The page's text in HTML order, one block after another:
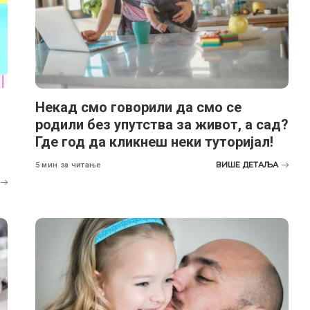
Некад смо говорили да смо се
родили без упутства за живот, а сад?
Где год да кликнеш неки туторијал!
5 мин за читање ВИШЕ ДЕТАЉА